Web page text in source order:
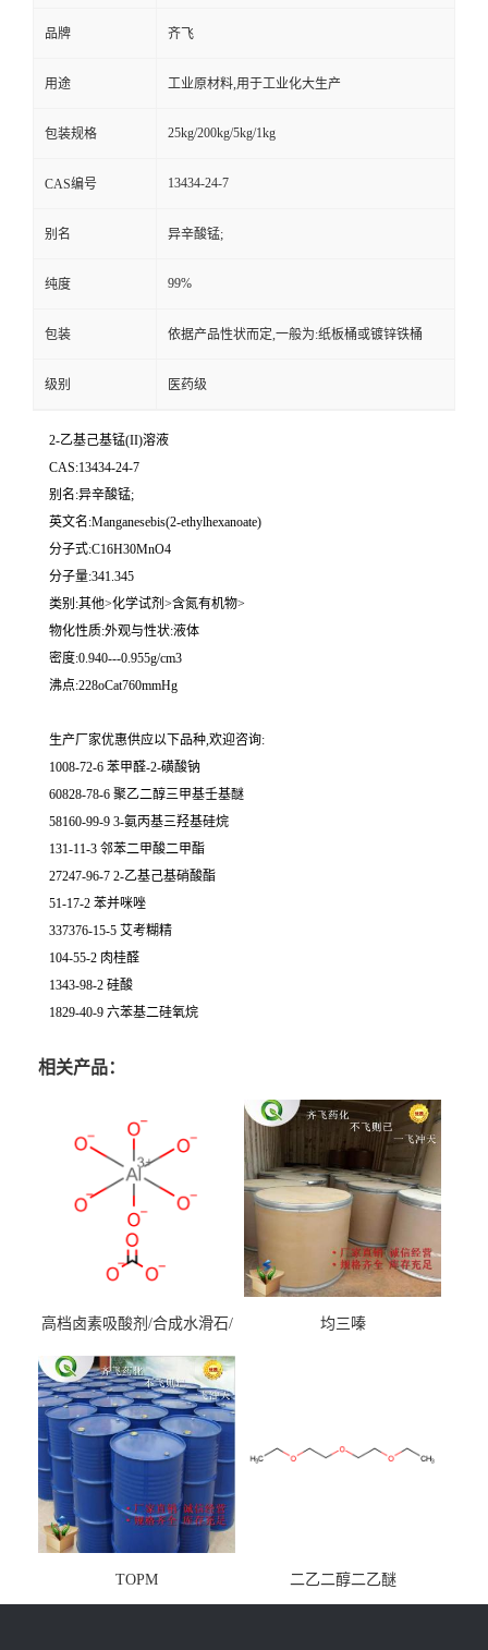
品牌 齐飞
用途 工业原材料,用于工业化大生产
包装规格 25kg/200kg/5kg/1kg
CAS编号 13434-24-7
别名 异辛酸锰;
纯度 99%
包装 依据产品性状而定,一般为:纸板桶或镀锌铁桶
级别 医药级
2-乙基己基锰(II)溶液
CAS:13434-24-7
别名:异辛酸锰;
英文名:Manganesebis(2-ethylhexanoate)
分子式:C16H30MnO4
分子量:341.345
类别:其他>化学试剂>含氮有机物>
物化性质:外观与性状:液体
密度:0.940---0.955g/cm3
沸点:228oCat760mmHg
生产厂家优惠供应以下品种,欢迎咨询:
1008-72-6 苯甲醛-2-磺酸钠
60828-78-6 聚乙二醇三甲基壬基醚
58160-99-9 3-氨丙基三羟基硅烷
131-11-3 邻苯二甲酸二甲酯
27247-96-7 2-乙基己基硝酸酯
51-17-2 苯并咪唑
337376-15-5 艾考糊精
104-55-2 肉桂醛
1343-98-2 硅酸
1829-40-9 六苯基二硅氧烷
相关产品：
高档卤素吸酸剂/合成水滑石/
均三嗪
TOPM 二乙二醇二乙醚